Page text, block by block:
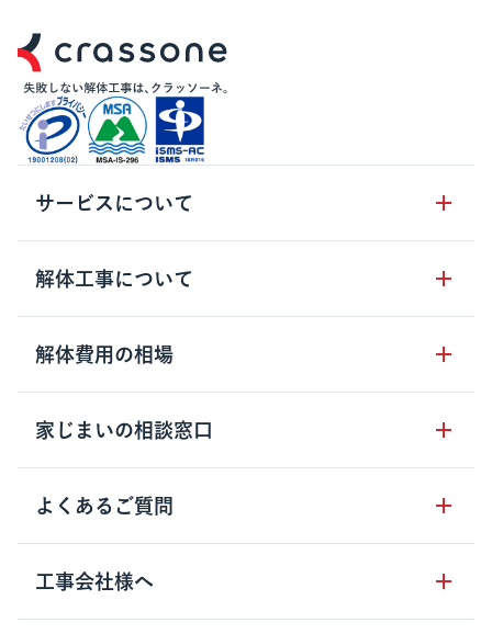
サービスについて
サービスの流れ
サービスのメリット
クラッソーネの自治体連携
お客さまの声
空き家の処分を検討のお客様へ
解体工事について
解体工事の基礎知識
解体工事に関わる法律
用語集
解体費用の相場
木造住宅の相場
鉄骨造住宅の相場
RC造住宅の相場
家じまいの相談窓口
家じまいの相談窓口
よくあるご質問
クラッソーネの利用方法
工事の進め方
工事会社様へ